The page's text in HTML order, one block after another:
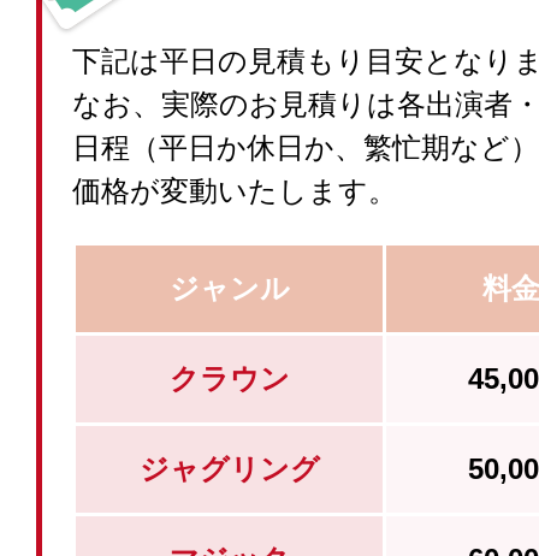
下記は平日の見積もり目安となり
なお、実際のお見積りは各出演者
日程（平日か休日か、繁忙期など
価格が変動いたします。
ジャンル 料
クラウン
ジャグリング